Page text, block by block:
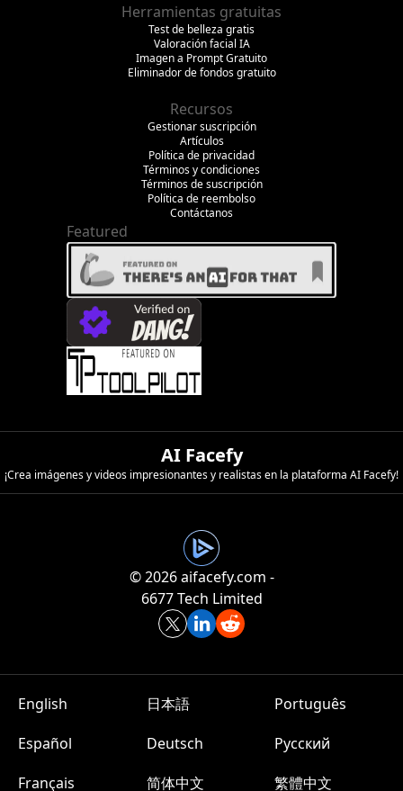
Herramientas gratuitas
Test de belleza gratis
Valoración facial IA
Imagen a Prompt Gratuito
Eliminador de fondos gratuito
Recursos
Gestionar suscripción
Artículos
Política de privacidad
Términos y condiciones
Términos de suscripción
Política de reembolso
Contáctanos
Featured
AI Facefy
¡Crea imágenes y videos impresionantes y realistas en la plataforma AI Facefy!
©️ 2026 aifacefy.com -
6677 Tech Limited
English 日本語
Português
Español
Deutsch
Русский
Français
简体中文 繁體中文